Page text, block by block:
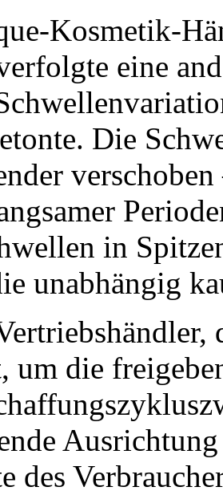
Kosmetik-
eine
Die
in
unabhängig
um die
des